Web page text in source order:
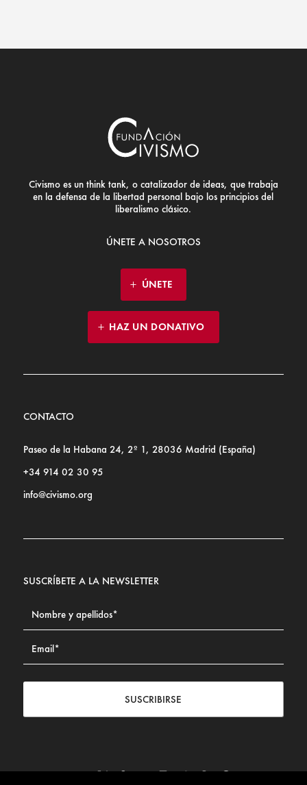
Civismo es un think tank, o catalizador de ideas, que trabaja
en la defensa de la libertad personal bajo los principios del
liberalismo clásico.
ÚNETE A NOSOTROS
ÚNETE
HAZ UN DONATIVO
CONTACTO
Paseo de la Habana 24, 2º 1, 28036 Madrid (España)
+34 914 02 30 95
info@civismo.org
SUSCRÍBETE A LA NEWSLETTER
SUSCRIBIRSE